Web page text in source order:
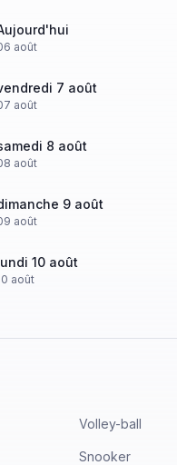
août
7 août
août
8 août
août
9 août
août
10 août
août
Volley-ball
Snooker